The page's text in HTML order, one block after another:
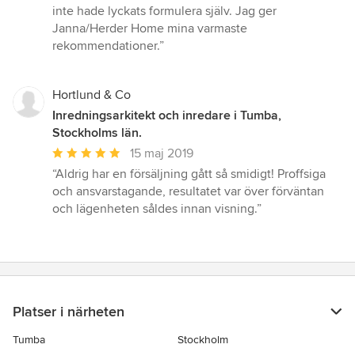
inte hade lyckats formulera själv. Jag ger
Janna/Herder Home mina varmaste
rekommendationer.”
Hortlund & Co
Inredningsarkitekt och inredare i Tumba,
Stockholms län.
Genomsnittligt
omdöme:
5
av
15 maj 2019
“Aldrig har en försäljning gått så smidigt! Proffsiga
och ansvarstagande, resultatet var över förväntan
och lägenheten såldes innan visning.”
Platser i närheten
Tumba
Stockholm